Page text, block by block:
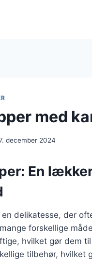
med
december 2024
En
delikatesse, der
forskellige
hvilket gør dem
tilbehør, hvilket